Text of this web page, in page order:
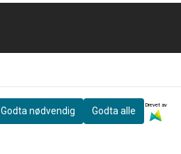
Godta nødvendig Godta alle
Drevet av